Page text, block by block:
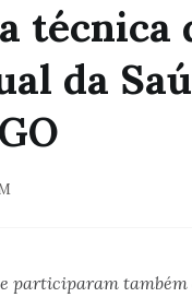
técnica
da
participaram